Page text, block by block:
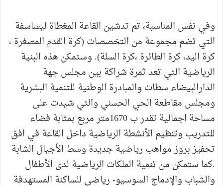
وفي نفس المناسبة، تم تدشين القاعة المغطاة ليساسفة
التي تضم مجموعة من التخصصات (كرة القدم المصغرة ،
كرة اليد، كرة الطائرة ،كرة السلة). وستمكن هذه البنية
الرياضية التي تعد ثمرة شراكة بين مجلس جهة
الدارالبيضاء سطات والمبادرة الوطنية للتنمية البشرية
ومجلس مقاطعة الحي الحسني والتي شيدت على
مساحة اجمالية تقدر ب 1670متر مربع بمثابة فضاء
للتدريب وتنظيم الأنشطة الرياضية داخل القاعة في افق
تحفيز بروز مواهب رياضية جديدة وسط الأجيال الشابة
.كما ستمكن من تنمية الملكات الرياضية لدى الأطفال
والشباب والإدماج السوسيو- رياضي للساكنة المستهدفة